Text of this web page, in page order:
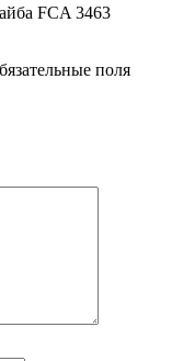
FCA 3463
поля